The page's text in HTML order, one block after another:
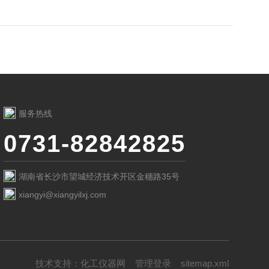
服务热线
0731-82842825
湖南省长沙市望城经济技术开区金穗路35号
xiangyi@xiangyilxj.com
技术支持： 化工仪器网 管理登录 sitemap.xml